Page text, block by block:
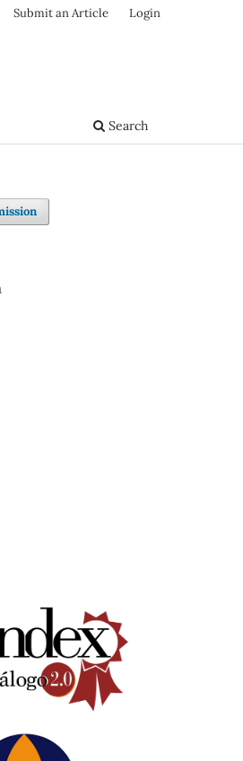
Search
Submit an Article Login